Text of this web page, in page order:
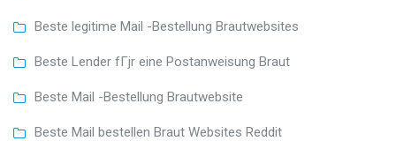
Beste legitime Mail -Bestellung Brautwebsites
Beste Lender fГјr eine Postanweisung Braut
Beste Mail -Bestellung Brautwebsite
Beste Mail bestellen Braut Websites Reddit